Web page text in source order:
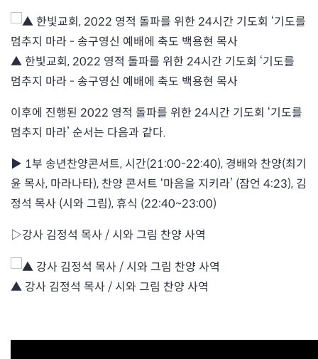
▲ 한빛교회, 2022 영적 돌파를 위한 24시간 기도회 ‘기도를
멈추지 마라 - 송구영신 예배에 축도 백용현 목사
이후에 진행된 2022 영적 돌파를 위한 24시간 기도회 ‘기도를
멈추지 마라’ 순서는 다음과 같다.
▶ 1부 송년찬양콘서트, 시간(21:00-22:40), 경배와 찬양(최기
윤 목사, 마라나타), 찬양 콘서트 ‘마음을 지키라’ (잠언 4:23), 김
정석 목사 (시와 그림), 휴식 (22:40~23:00)
▷강사 김정석 목사 / 시와 그림 찬양 사역
▲ 강사 김정석 목사 / 시와 그림 찬양 사역